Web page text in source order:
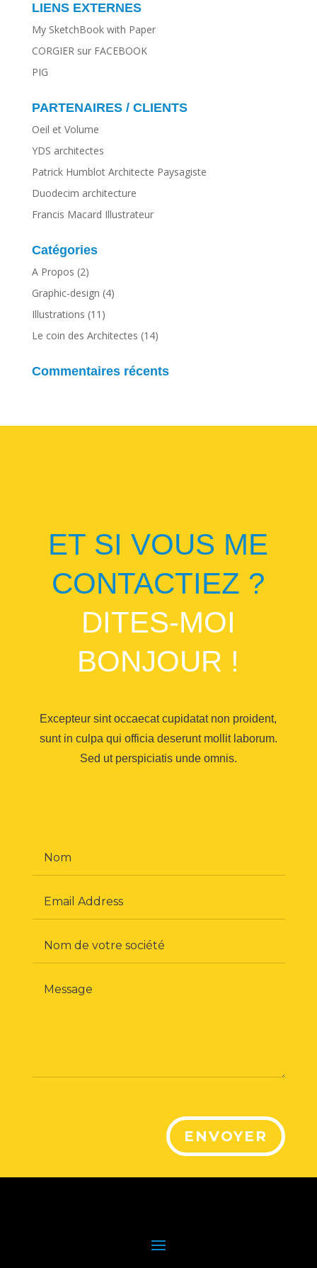
LIENS EXTERNES
My SketchBook with Paper
CORGIER sur FACEBOOK
PIG
PARTENAIRES / CLIENTS
Oeil et Volume
YDS architectes
Patrick Humblot Architecte Paysagiste
Duodecim architecture
Francis Macard Illustrateur
Catégories
A Propos (2)
Graphic-design (4)
Illustrations (11)
Le coin des Architectes (14)
Commentaires récents
ET SI VOUS ME
CONTACTIEZ ?
DITES-MOI
BONJOUR !
Excepteur sint occaecat cupidatat non proident,
sunt in culpa qui officia deserunt mollit laborum.
Sed ut perspiciatis unde omnis.
ENVOYER